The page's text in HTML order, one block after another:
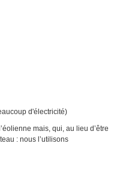
d'électricité)
mais, qui, au lieu d’être
: nous l’utilisons